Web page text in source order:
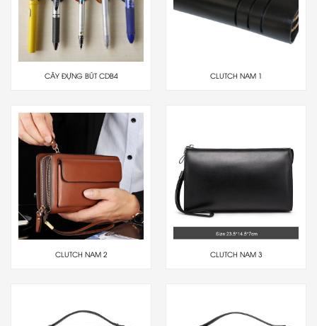
CÂY ĐỰNG BÚT CDB4 CLUTCH NAM 1
CLUTCH NAM 2 CLUTCH NAM 3